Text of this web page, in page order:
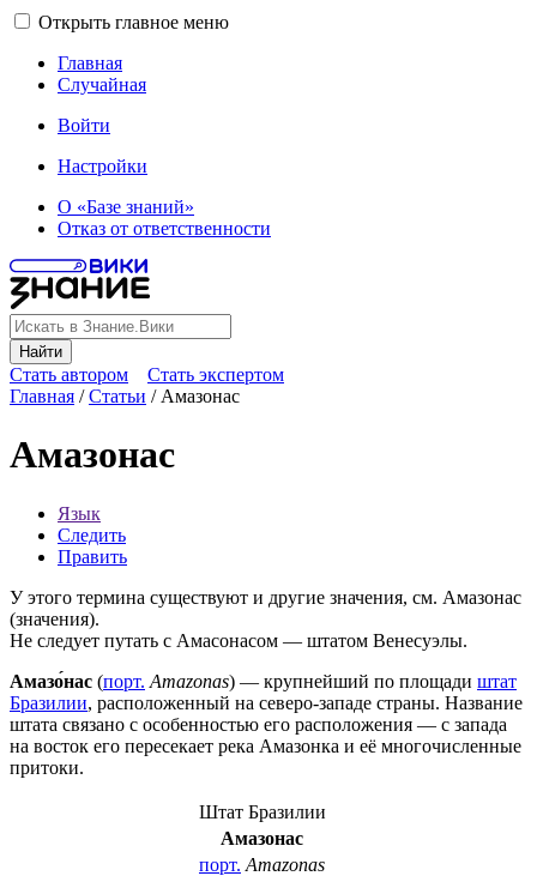
Открыть главное меню
Главная
Случайная
Войти
Настройки
О «Базе знаний»
Отказ от ответственности
Найти
Стать автором
Стать экспертом
Главная /Статьи / Амазонас
Амазонас
Язык
Следить
Править
У этого термина существуют и другие значения, см. Амазонас
(значения).
Не следует путать с Амасонасом — штатом Венесуэлы.
Амазо́нас (порт. Amazonas) — крупнейший по площади штат
Бразилии, расположенный на северо-западе страны. Название
штата связано с особенностью его расположения — с запада
на восток его пересекает река Амазонка и её многочисленные
притоки.
Штат Бразилии
Амазонас
порт. Amazonas